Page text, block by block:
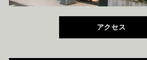
アクセス